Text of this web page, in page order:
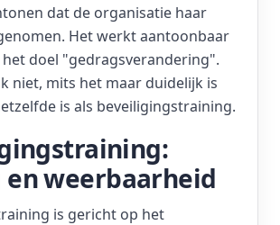
dat de organisatie haar
Het werkt aantoonbaar
doel "gedragsverandering".
niet, mits het maar duidelijk is
is als beveiligingstraining.
en weerbaarheid
is gericht op het